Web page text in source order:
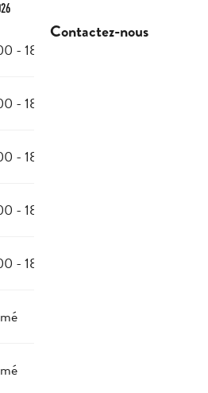
Contactez-nous
2026
- 18:00
- 18:00
- 18:00
- 18:00
- 18:00